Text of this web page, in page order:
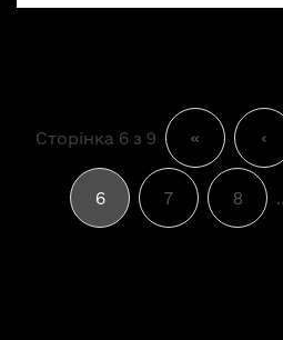
Сторінка 6 з 9 « ‹
6 7 8